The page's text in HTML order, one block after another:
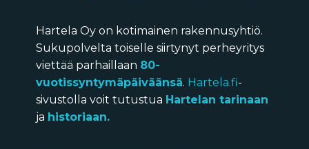
Hartela Oy on kotimainen rakennusyhtiö.
Sukupolvelta toiselle siirtynyt perheyritys
viettää parhaillaan 80-
vuotissyntymäpäiväänsä. Hartela.fi-
sivustolla voit tutustua Hartelan tarinaan
ja historiaan.